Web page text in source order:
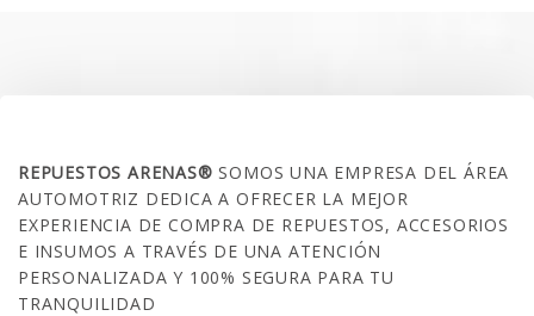
REPUESTOS ARENAS®SOMOS UNA EMPRESA DEL ÁREA
AUTOMOTRIZ DEDICA A OFRECER LA MEJOR
EXPERIENCIA DE COMPRA DE REPUESTOS, ACCESORIOS
E INSUMOS A TRAVÉS DE UNA ATENCIÓN
PERSONALIZADA Y 100% SEGURA PARA TU
TRANQUILIDAD